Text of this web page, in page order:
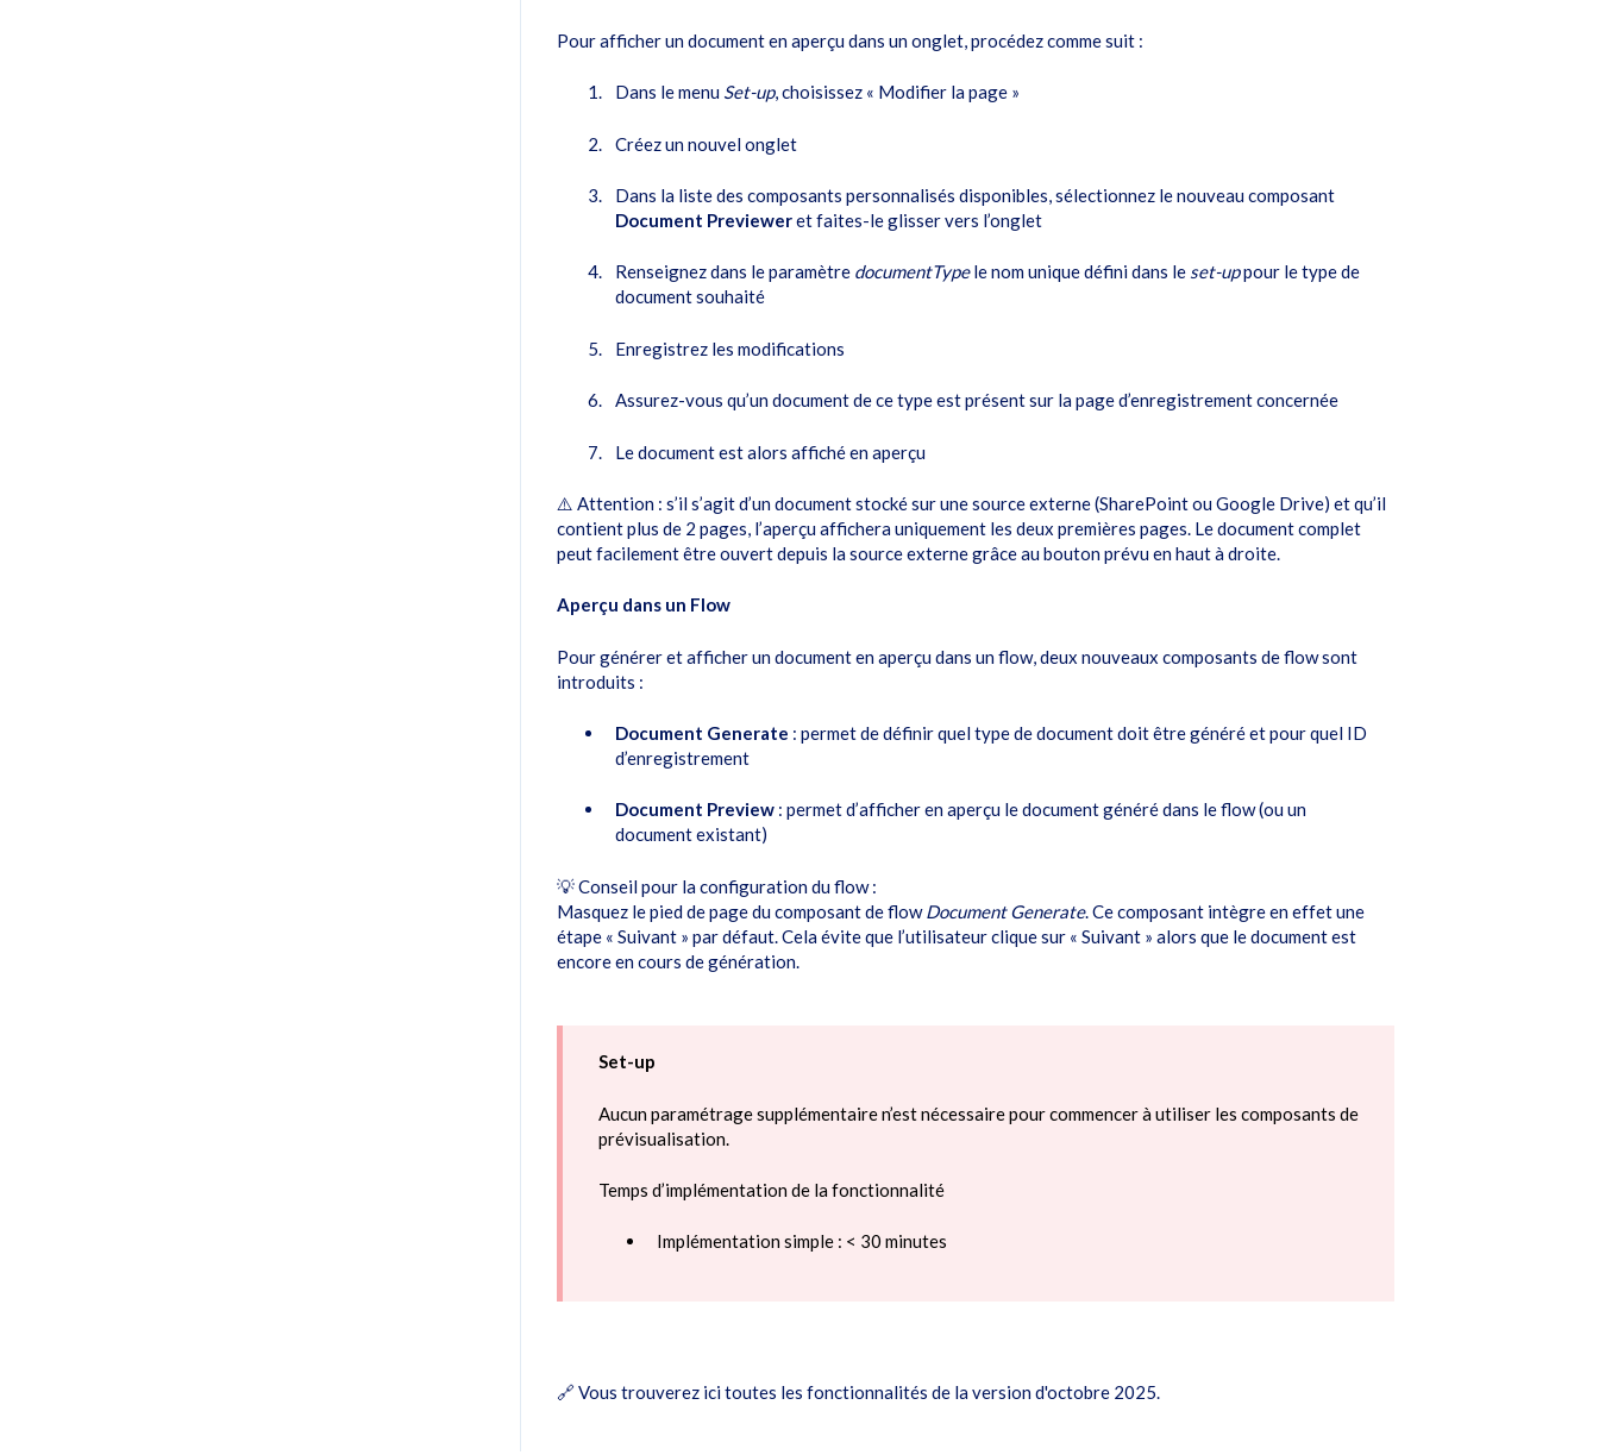
Pour afficher un document en aperçu dans un onglet, procédez comme suit :
Dans le menu Set-up, choisissez « Modifier la page »
Créez un nouvel onglet
Dans la liste des composants personnalisés disponibles, sélectionnez le nouveau composant
Document Previeweret faites-le glisser vers l’onglet
Renseignez dans le paramètre documentTypele nom unique défini dans le set-uppour le type de
document souhaité
Enregistrez les modifications
Assurez-vous qu’un document de ce type est présent sur la page d’enregistrement concernée
Le document est alors affiché en aperçu
⚠️ Attention : s’il s’agit d’un document stocké sur une source externe (SharePoint ou Google Drive) et qu’il
contient plus de 2 pages, l’aperçu affichera uniquement les deux premières pages. Le document complet
peut facilement être ouvert depuis la source externe grâce au bouton prévu en haut à droite.
Aperçu dans un Flow
Pour générer et afficher un document en aperçu dans un flow, deux nouveaux composants de flow sont
introduits :
Document Generate : permet de définir quel type de document doit être généré et pour quel ID
d’enregistrement
Document Preview: permet d’afficher en aperçu le document généré dans le flow (ou un
document existant)
💡 Conseil pour la configuration du flow :
Masquez le pied de page du composant de flowDocument Generate. Ce composant intègre en effet une
étape « Suivant » par défaut. Cela évite que l’utilisateur clique sur « Suivant » alors que le document est
encore en cours de génération.
Set-up
Aucun paramétrage supplémentaire n’est nécessaire pour commencer à utiliser les composants de
prévisualisation.
Temps d’implémentation de la fonctionnalité
Implémentation simple : < 30 minutes
🔗 Vous trouverez ici toutes les fonctionnalités de la version d'octobre 2025.